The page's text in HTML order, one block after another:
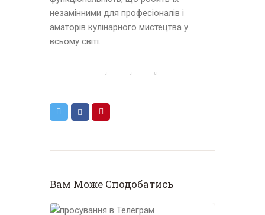
незамінними для професіоналів і
аматорів кулінарного мистецтва у
всьому світі.
Вам Може Сподобатись